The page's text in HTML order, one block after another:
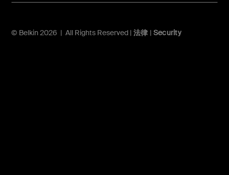
© Belkin 2026 | All Rights Reserved | 法律 | Security